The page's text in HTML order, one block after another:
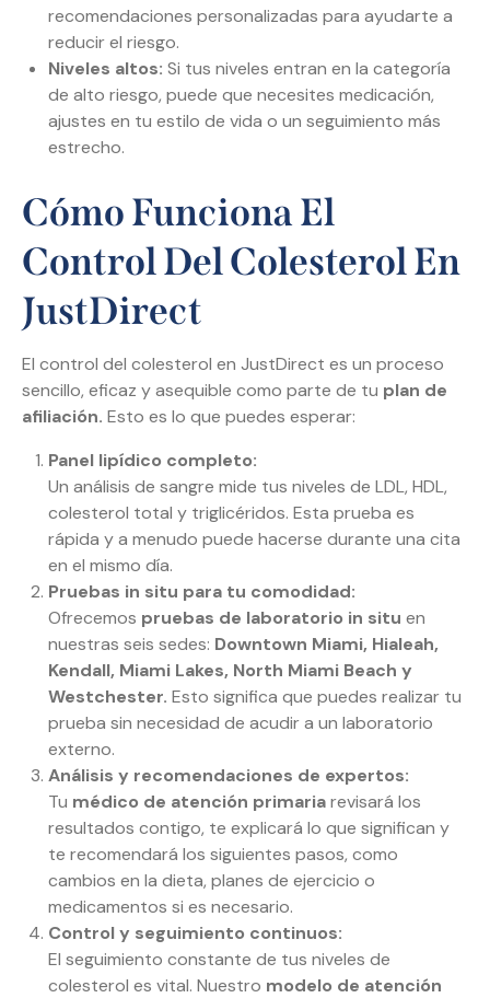
recomendaciones personalizadas para ayudarte a
reducir el riesgo.
Niveles altos: Si tus niveles entran en la categoría
de alto riesgo, puede que necesites medicación,
ajustes en tu estilo de vida o un seguimiento más
estrecho.
Cómo Funciona El
Control Del Colesterol En
JustDirect
El control del colesterol en JustDirect es un proceso
sencillo, eficaz y asequible como parte de tu plan de
afiliación. Esto es lo que puedes esperar:
Panel lipídico completo:
Un análisis de sangre mide tus niveles de LDL, HDL,
colesterol total y triglicéridos. Esta prueba es
rápida y a menudo puede hacerse durante una cita
en el mismo día.
Pruebas in situ para tu comodidad:
Ofrecemos pruebas de laboratorio in situ en
nuestras seis sedes: Downtown Miami, Hialeah,
Kendall, Miami Lakes, North Miami Beach y
Westchester. Esto significa que puedes realizar tu
prueba sin necesidad de acudir a un laboratorio
externo.
Análisis y recomendaciones de expertos:
Tu médico de atención primariarevisará los
resultados contigo, te explicará lo que significan y
te recomendará los siguientes pasos, como
cambios en la dieta, planes de ejercicio o
medicamentos si es necesario.
Control y seguimiento continuos:
El seguimiento constante de tus niveles de
colesterol es vital. Nuestro modelo de atención